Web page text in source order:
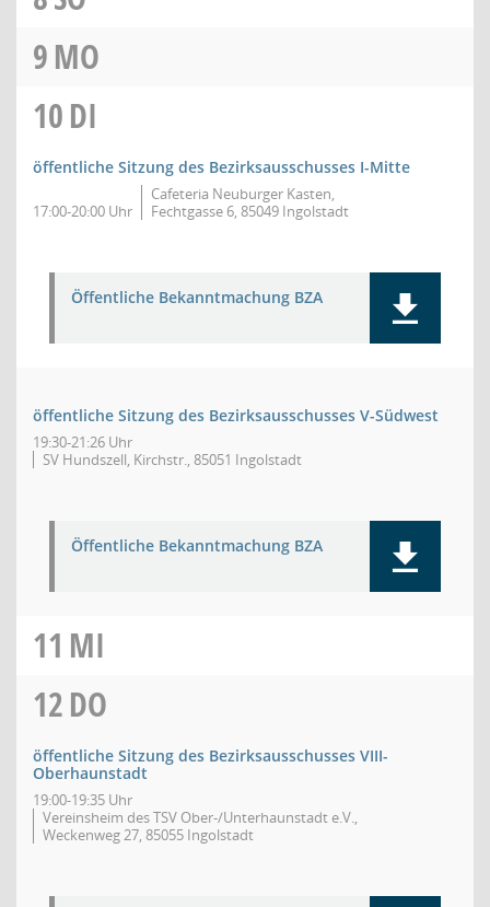
9MO
10DI
öffentliche Sitzung des Bezirksausschusses I-Mitte
17:00-20:00 Uhr
Cafeteria Neuburger Kasten,
Fechtgasse 6, 85049 Ingolstadt
Öffentliche Bekanntmachung BZA
öffentliche Sitzung des Bezirksausschusses V-Südwest
19:30-21:26 Uhr
SV Hundszell, Kirchstr., 85051 Ingolstadt
Öffentliche Bekanntmachung BZA
11 MI
12DO
öffentliche Sitzung des Bezirksausschusses VIII-
Oberhaunstadt
19:00-19:35 Uhr
Vereinsheim des TSV Ober-/Unterhaunstadt e.V.,
Weckenweg 27, 85055 Ingolstadt